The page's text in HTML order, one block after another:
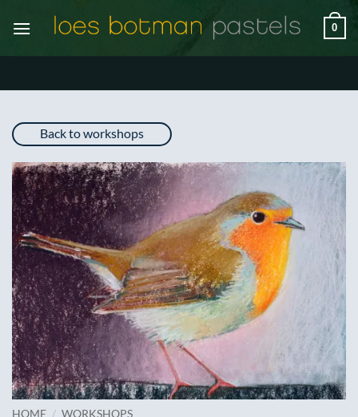
naar
0
Back to workshops
HOME / WORKSHOPS